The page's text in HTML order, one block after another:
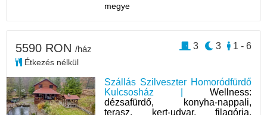
megye
Szállás Szilveszter Homoródfürdő
Kulcsosház | Wellness:
dézsafürdő, konyha-nappali,
terasz, kert-udvar, filagória,
5590 RON /ház
Étkezés nélkül
1 - 6
3
3